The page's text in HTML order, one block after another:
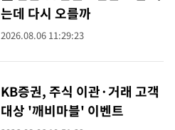
는데 다시 오를까
2026.08.06 11:29:23
KB증권, 주식 이관·거래 고객
대상 '깨비마블' 이벤트